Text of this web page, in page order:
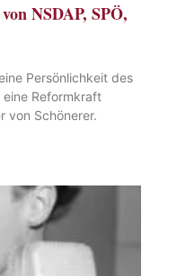
NSDAP, SPÖ,
Persönlichkeit des
Reformkraft
von Schönerer.